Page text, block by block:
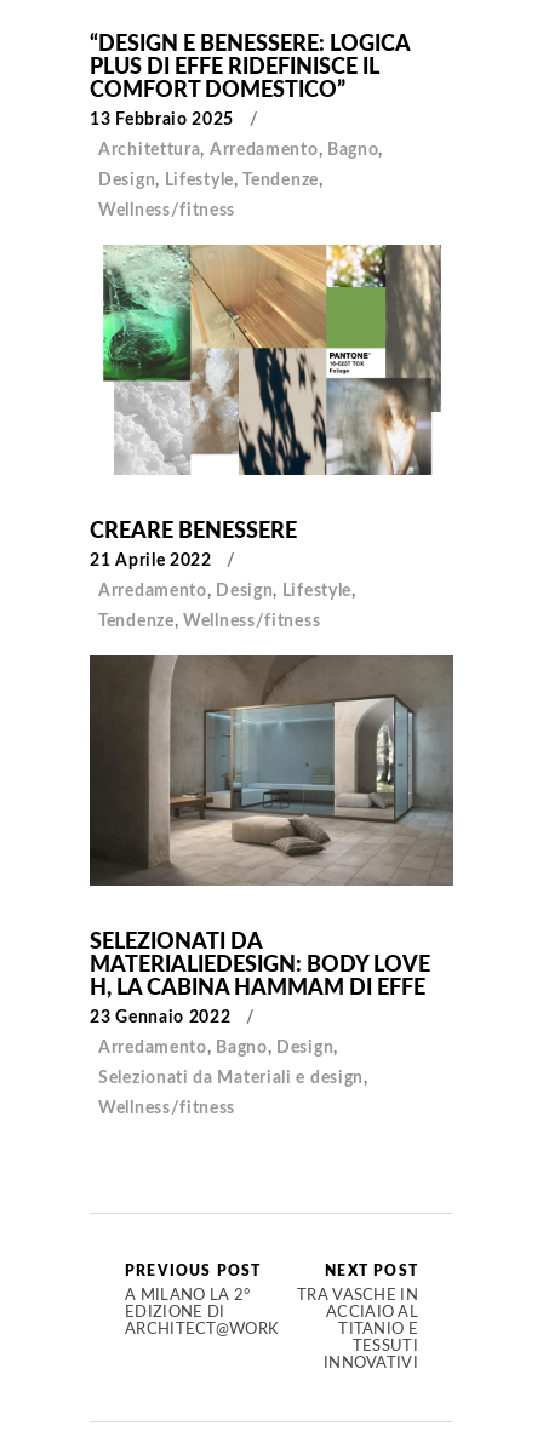
“DESIGN E BENESSERE: LOGICA
PLUS DI EFFE RIDEFINISCE IL
COMFORT DOMESTICO”
13 Febbraio 2025
Architettura, Arredamento, Bagno,
Design, Lifestyle, Tendenze,
Wellness/fitness
CREARE BENESSERE
21 Aprile 2022
Arredamento, Design, Lifestyle,
Tendenze, Wellness/fitness
SELEZIONATI DA
MATERIALIEDESIGN: BODY LOVE
H, LA CABINA HAMMAM DI EFFE
23 Gennaio 2022
Arredamento, Bagno, Design,
Selezionati da Materiali e design,
Wellness/fitness
PREVIOUS POST
A MILANO LA 2°
EDIZIONE DI
ARCHITECT@WORK
NEXT POST
TRA VASCHE IN
ACCIAIO AL
TITANIO E
TESSUTI
INNOVATIVI